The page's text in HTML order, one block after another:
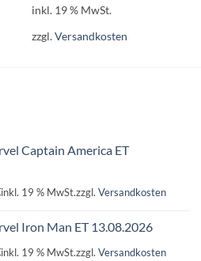
inkl. 19 % MwSt.
zzgl.Versandkosten
Captain America ET
Aktueller
15,75€.
inkl. 19 % MwSt.zzgl. Versandkosten
Iron Man ET 13.08.2026
Aktueller
inkl. 19 % MwSt.zzgl. Versandkosten